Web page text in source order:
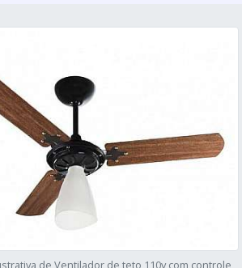
de Ventilador de teto 110v com controle